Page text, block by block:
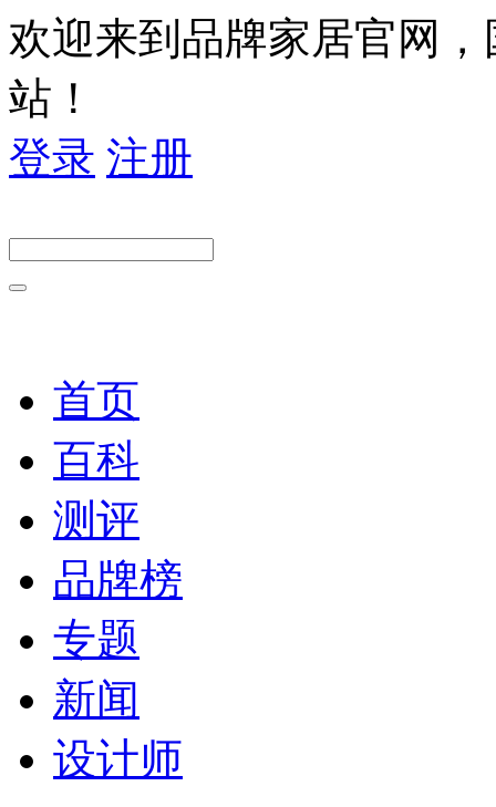
欢迎来到品牌家居官网
站！
登录 注册
首页
百科
测评
品牌榜
专题
新闻
设计师